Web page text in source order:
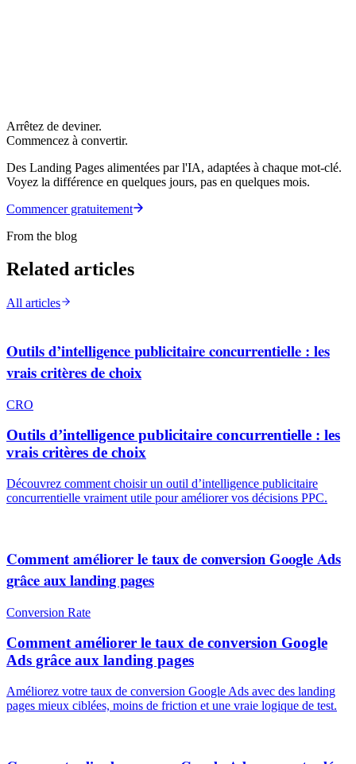
Arrêtez de deviner.
Commencez à convertir.
Des Landing Pages alimentées par l'IA, adaptées à chaque mot-clé.
Voyez la différence en quelques jours, pas en quelques mois.
Commencer gratuitement
From the blog
Related articles
All articles
Outils d’intelligence publicitaire concurrentielle : les
vrais critères de choix
CRO
Outils d’intelligence publicitaire concurrentielle : les
vrais critères de choix
Découvrez comment choisir un outil d’intelligence publicitaire
concurrentielle vraiment utile pour améliorer vos décisions PPC.
Comment améliorer le taux de conversion Google Ads
grâce aux landing pages
Conversion Rate
Comment améliorer le taux de conversion Google
Ads grâce aux landing pages
Améliorez votre taux de conversion Google Ads avec des landing
pages mieux ciblées, moins de friction et une vraie logique de test.